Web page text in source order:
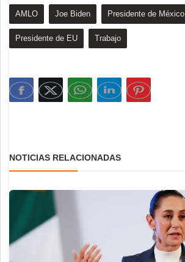
AMLO Joe Biden Presidente de México
Presidente de EU Trabajo
NOTICIAS RELACIONADAS